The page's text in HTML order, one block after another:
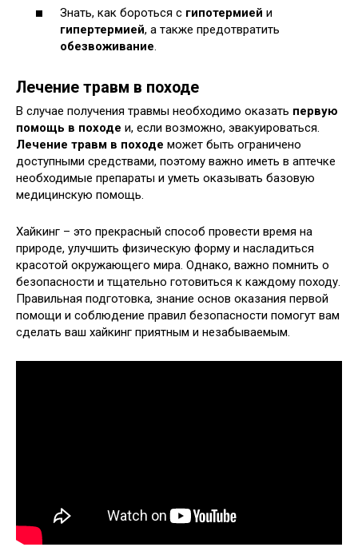
Знать, как бороться с гипотермией и
гипертермией, а также предотвратить
обезвоживание.
Лечение травм в походе
В случае получения травмы необходимо оказать первую
помощь в походе и, если возможно, эвакуироваться.
Лечение травм в походе может быть ограничено
доступными средствами, поэтому важно иметь в аптечке
необходимые препараты и уметь оказывать базовую
медицинскую помощь.
Хайкинг – это прекрасный способ провести время на
природе, улучшить физическую форму и насладиться
красотой окружающего мира. Однако, важно помнить о
безопасности и тщательно готовиться к каждому походу.
Правильная подготовка, знание основ оказания первой
помощи и соблюдение правил безопасности помогут вам
сделать ваш хайкинг приятным и незабываемым.